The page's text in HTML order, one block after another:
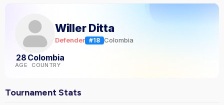
Willer Ditta
Defender #18 Colombia
28
AGE
Colombia
COUNTRY
Tournament Stats